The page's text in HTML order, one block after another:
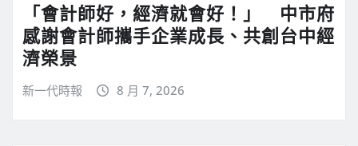
「會計師好，經濟就會好！」 中市府
感謝會計師攜手企業成長、共創台中經
濟榮景
新一代時報 8 月 7, 2026